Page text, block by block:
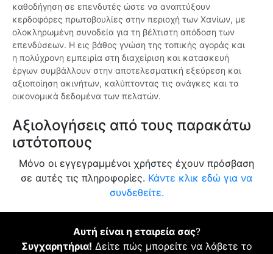
καθοδήγηση σε επενδυτές ώστε να αναπτύξουν
κερδοφόρες πρωτοβουλίες στην περιοχή των Χανίων, με
ολοκληρωμένη συνοδεία για τη βέλτιστη απόδοση των
επενδύσεων. Η εις βάθος γνώση της τοπικής αγοράς και
η πολύχρονη εμπειρία στη διαχείριση και κατασκευή
έργων συμβάλλουν στην αποτελεσματική εξεύρεση και
αξιοποίηση ακινήτων, καλύπτοντας τις ανάγκες και τα
οικονομικά δεδομένα των πελατών.
Αξιολογήσεις από τους παρακάτω
ιστότοπους
Μόνο οι εγγεγραμμένοι χρήστες έχουν πρόσβαση
σε αυτές τις πληροφορίες. Κάντε κλικ εδώ για να
συνδεθείτε.
Αυτή είναι η εταιρεία σας?
Συγχαρητήρια! Δείτε πώς μπορείτε να λάβετε το